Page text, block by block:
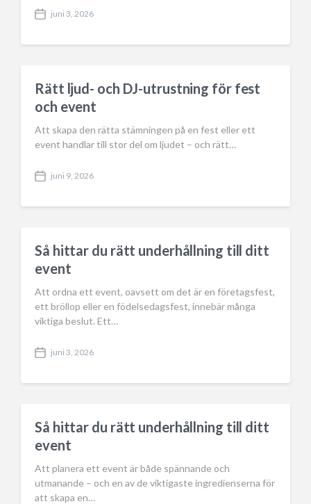
P
s
a
t
e
juni 3, 2026
Rätt ljud- och DJ-utrustning för fest
och event
Att skapa den rätta stämningen på en fest eller ett
event handlar till stor del om ljudet – och rätt…
P
s
a
t
e
juni 9, 2026
Så hittar du rätt underhållning till ditt
event
Att ordna ett event, oavsett om det är en företagsfest,
ett bröllop eller en födelsedagsfest, innebär många
viktiga beslut. Ett…
P
s
a
t
e
juni 3, 2026
Så hittar du rätt underhållning till ditt
event
Att planera ett event är både spännande och
utmanande – och en av de viktigaste ingredienserna för
att skapa en…